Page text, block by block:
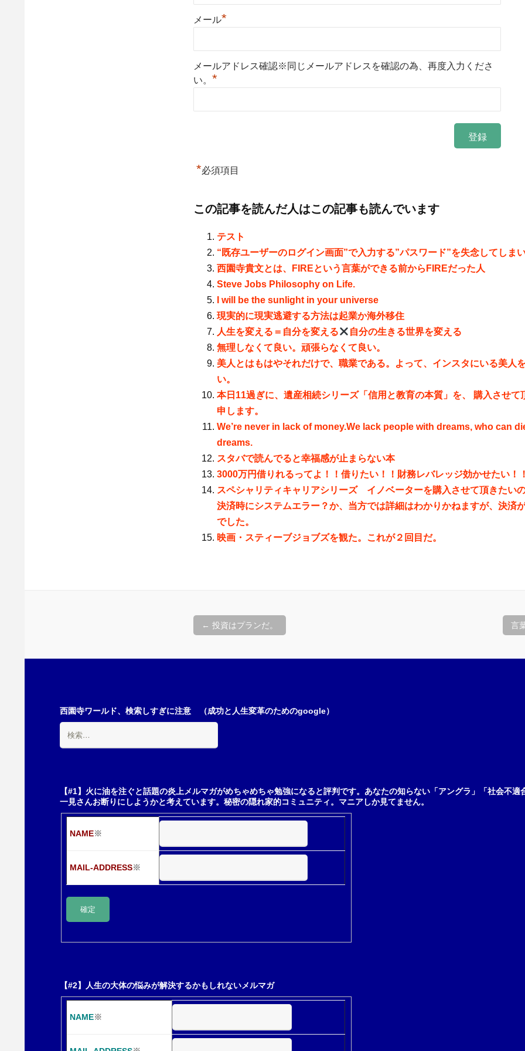
メール*
メールアドレス確認※同じメールアドレスを確認の為、再度入力くださ
い。 *
*必須項目
この記事を読んだ人はこの記事も読んでいます
テスト
“既存ユーザーのログイン画面”で入力する”パスワード”を失念してしまい
西園寺貴文とは、FIREという言葉ができる前からFIREだった人
Steve Jobs Philosophy on Life.
I will be the sunlight in your universe
現実的に現実逃避する方法は起業か海外移住
人生を変える＝自分を変える
自分の生きる世界を変える
無理しなくて良い。頑張らなくて良い。
美人とはもはやそれだけで、職業である。よって、インスタにいる美人
い。
本日11過ぎに、遺産相続シリーズ「信用と教育の本質」を、 購入させて
申します。
We’re never in lack of money.We lack people with dreams, who can
dreams.
スタバで読んでると幸福感が止まらない本
3000万円借りれるってよ！！借りたい！！財務レバレッジ効かせたい！！
スペシャリティキャリアシリーズ イノベーターを購入させて頂きたい
決済時にシステムエラー？か、当方では詳細はわかりかねますが、決済
でした。
映画・スティーブジョブズを観た。これが２回目だ。
稿
← 投資はプランだ。 言
西園寺ワールド、検索しすぎに注意 （成功と人生変革のためのgoogle）
索:
【#1】火に油を注ぐと話題の炎上メルマガがめちゃめちゃ勉強になると評判です。あなたの知らない「アングラ」「社会不
一見さんお断りにしようかと考えています。秘密の隠れ家的コミュニティ。マニアしか見てません。
NAME※
MAIL-ADDRESS※
【#2】人生の大体の悩みが解決するかもしれないメルマガ
NAME※